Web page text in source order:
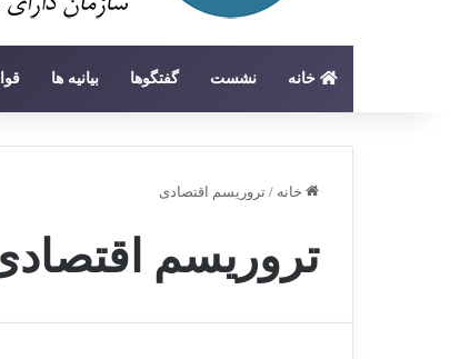
خانه نشست گفتگوها بیانیه ها
خانه / تروریسم اقتصادی
تروریسم